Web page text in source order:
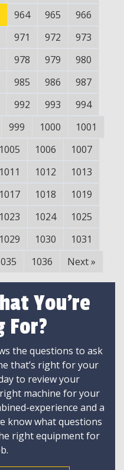
964 965
966
971 972
973
978 979
980
985 986
987
992 993
994
999 1000
1001
1005 1006
1007
1011 1012
1013
1017 1018
1019
1023 1024
1025
1029 1030
1031
1036 Next»
You're
For?
the questions to ask
that’s right for your
to review your
machine for your
experience and a
know what questions
right equipment for